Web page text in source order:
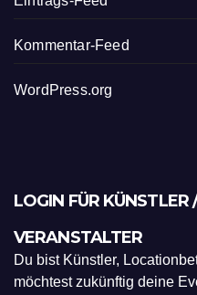
Kommentar-Feed
WordPress.org
LOGIN FÜR
VERANSTALTER
Du bist Künstler,
möchtest zukünftig deine